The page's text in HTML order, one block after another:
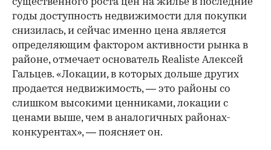
существенного роста цен на жилье в последние
годы доступность недвижимости для покупки
снизилась, и сейчас именно цена является
определяющим фактором активности рынка в
районе, отмечает основатель Realiste Алексей
Гальцев. «Локации, в которых дольше других
продается недвижимость, — это районы со
слишком высокими ценниками, локации с
ценами выше, чем в аналогичных районах-
конкурентах», — поясняет он.